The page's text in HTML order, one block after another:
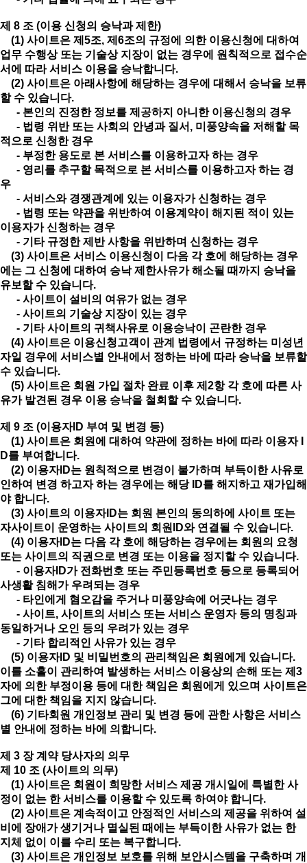
제 8 조 (이용 신청의 승낙과 제한)
(1) 사이트은 제5조, 제6조의 규정에 의한 이용신청에 대하여
업무 수행상 또는 기술상 지장이 없는 경우에 원칙적으로 접수순
서에 따라 서비스 이용을 승낙합니다.
(2) 사이트은 아래사항에 해당하는 경우에 대해서 승낙을 보류
할 수 있습니다.
- 본인의 진정한 정보를 제공하지 아니한 이용신청의 경우
- 법령 위반 또는 사회의 안녕과 질서, 미풍양속을 저해할 목
적으로 신청한 경우
- 부정한 용도로 본 서비스를 이용하고자 하는 경우
- 영리를 추구할 목적으로 본 서비스를 이용하고자 하는 경
우
- 서비스와 경쟁관계에 있는 이용자가 신청하는 경우
- 법령 또는 약관을 위반하여 이용계약이 해지된 적이 있는
이용자가 신청하는 경우
- 기타 규정한 제반 사항을 위반하며 신청하는 경우
(3) 사이트은 서비스 이용신청이 다음 각 호에 해당하는 경우
에는 그 신청에 대하여 승낙 제한사유가 해소될 때까지 승낙을
유보할 수 있습니다.
- 사이트이 설비의 여유가 없는 경우
- 사이트의 기술상 지장이 있는 경우
- 기타 사이트의 귀책사유로 이용승낙이 곤란한 경우
(4) 사이트은 이용신청고객이 관계 법령에서 규정하는 미성년
자일 경우에 서비스별 안내에서 정하는 바에 따라 승낙을 보류할
수 있습니다.
(5) 사이트은 회원 가입 절차 완료 이후 제2항 각 호에 따른 사
유가 발견된 경우 이용 승낙을 철회할 수 있습니다.
제 9 조 (이용자ID 부여 및 변경 등)
(1) 사이트은 회원에 대하여 약관에 정하는 바에 따라 이용자 I
D를 부여합니다.
(2) 이용자ID는 원칙적으로 변경이 불가하며 부득이한 사유로
인하여 변경 하고자 하는 경우에는 해당 ID를 해지하고 재가입해
야 합니다.
(3) 사이트의 이용자ID는 회원 본인의 동의하에 사이트 또는
자사이트이 운영하는 사이트의 회원ID와 연결될 수 있습니다.
(4) 이용자ID는 다음 각 호에 해당하는 경우에는 회원의 요청
또는 사이트의 직권으로 변경 또는 이용을 정지할 수 있습니다.
- 이용자ID가 전화번호 또는 주민등록번호 등으로 등록되어
사생활 침해가 우려되는 경우
- 타인에게 혐오감을 주거나 미풍양속에 어긋나는 경우
- 사이트, 사이트의 서비스 또는 서비스 운영자 등의 명칭과
동일하거나 오인 등의 우려가 있는 경우
- 기타 합리적인 사유가 있는 경우
(5) 이용자ID 및 비밀번호의 관리책임은 회원에게 있습니다.
이를 소홀이 관리하여 발생하는 서비스 이용상의 손해 또는 제3
자에 의한 부정이용 등에 대한 책임은 회원에게 있으며 사이트은
그에 대한 책임을 지지 않습니다.
(6) 기타회원 개인정보 관리 및 변경 등에 관한 사항은 서비스
별 안내에 정하는 바에 의합니다.
제 3 장 계약 당사자의 의무
제 10 조 (사이트의 의무)
(1) 사이트은 회원이 희망한 서비스 제공 개시일에 특별한 사
정이 없는 한 서비스를 이용할 수 있도록 하여야 합니다.
(2) 사이트은 계속적이고 안정적인 서비스의 제공을 위하여 설
비에 장애가 생기거나 멸실된 때에는 부득이한 사유가 없는 한
지체 없이 이를 수리 또는 복구합니다.
(3) 사이트은 개인정보 보호를 위해 보안시스템을 구축하며 개